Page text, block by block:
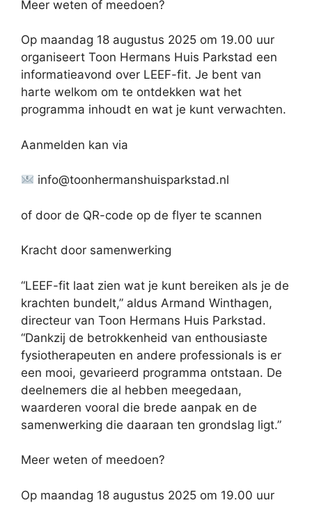
Meer weten of meedoen?
Op maandag 18 augustus 2025 om 19.00 uur
organiseert Toon Hermans Huis Parkstad een
informatieavond over LEEF-fit. Je bent van
harte welkom om te ontdekken wat het
programma inhoudt en wat je kunt verwachten.
Aanmelden kan via
info@toonhermanshuisparkstad.nl
of door de QR-code op de flyer te scannen
Kracht door samenwerking
“LEEF-fit laat zien wat je kunt bereiken als je de
krachten bundelt,” aldus Armand Winthagen,
directeur van Toon Hermans Huis Parkstad.
“Dankzij de betrokkenheid van enthousiaste
fysiotherapeuten en andere professionals is er
een mooi, gevarieerd programma ontstaan. De
deelnemers die al hebben meegedaan,
waarderen vooral die brede aanpak en de
samenwerking die daaraan ten grondslag ligt.”
Meer weten of meedoen?
Op maandag 18 augustus 2025 om 19.00 uur